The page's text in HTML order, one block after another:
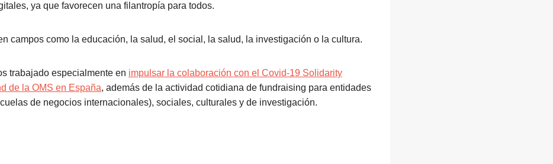
ya que favorecen una filantropía para todos.
campos como la educación, la salud, el social, la salud, la investigación o la cultura.
trabajado especialmente en impulsar la colaboración con el Covid-19 Solidarity
de la OMS en España, además de la actividad cotidiana de fundraising para entidades
de negocios internacionales), sociales, culturales y de investigación.